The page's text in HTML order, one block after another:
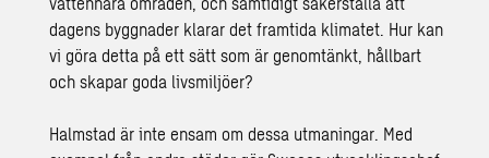
dagens byggnader klarar det framtida klimatet. Hur kan
vi göra detta på ett sätt som är genomtänkt, hållbart
och skapar goda livsmiljöer?
Halmstad är inte ensam om dessa utmaningar. Med